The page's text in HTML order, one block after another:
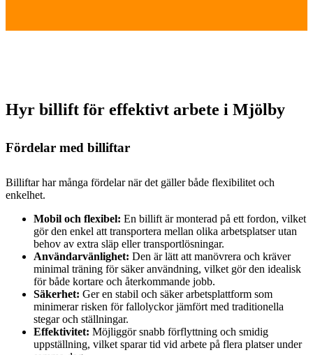
Hyr billift för effektivt arbete i Mjölby
Fördelar med billiftar
Billiftar har många fördelar när det gäller både flexibilitet och
enkelhet.
Mobil och flexibel: En billift är monterad på ett fordon, vilket
gör den enkel att transportera mellan olika arbetsplatser utan
behov av extra släp eller transportlösningar.
Användarvänlighet: Den är lätt att manövrera och kräver
minimal träning för säker användning, vilket gör den idealisk
för både kortare och återkommande jobb.
Säkerhet: Ger en stabil och säker arbetsplattform som
minimerar risken för fallolyckor jämfört med traditionella
stegar och ställningar.
Effektivitet: Möjliggör snabb förflyttning och smidig
uppställning, vilket sparar tid vid arbete på flera platser under